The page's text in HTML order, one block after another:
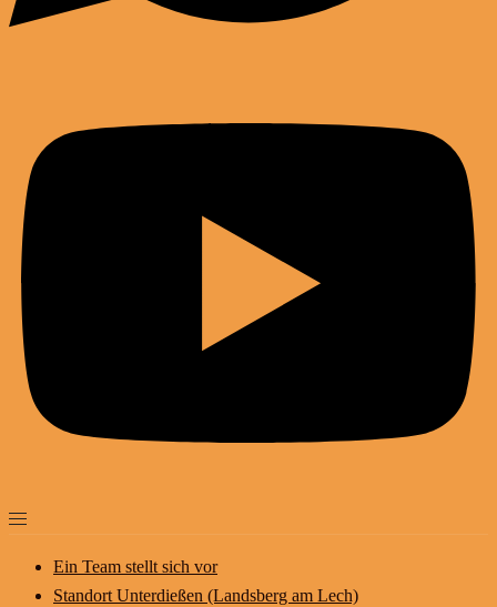
Ein Team stellt sich vor
Standort Unterdießen (Landsberg am Lech)